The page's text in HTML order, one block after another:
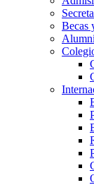
Becas
Alumni